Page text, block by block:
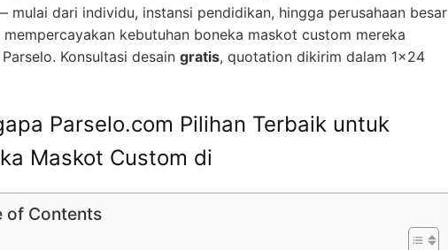
mulai dari individu, instansi pendidikan, hingga perusahaan besar
kebutuhan boneka maskot custom mereka
Konsultasi desain gratis, quotation dikirim dalam 1×24
Parselo.com Pilihan Terbaik untuk
Maskot Custom di
of Contents